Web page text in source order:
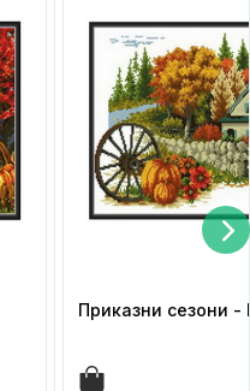
Приказни сезони -